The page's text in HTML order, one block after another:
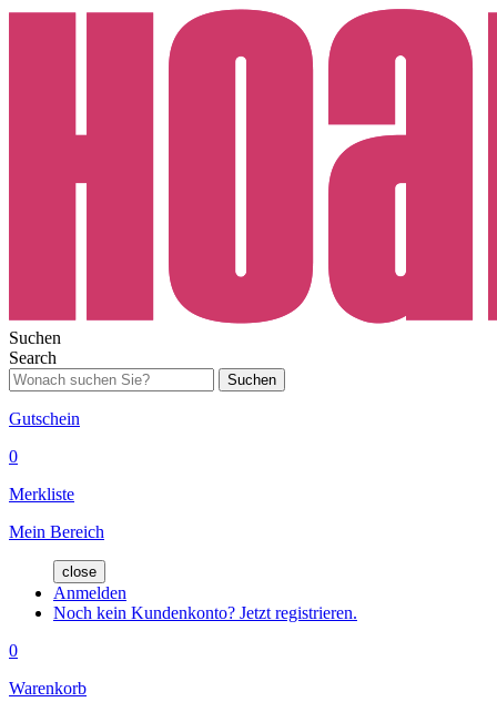
Suchen
Search
Suchen
Gutschein
0
Merkliste
Mein Bereich
close
Anmelden
Noch kein Kundenkonto? Jetzt registrieren.
0
Warenkorb